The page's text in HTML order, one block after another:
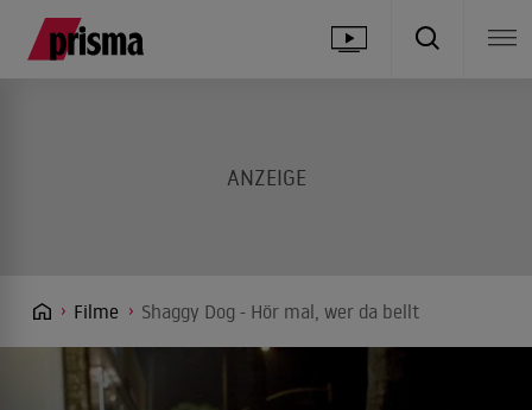
Filme Shaggy Dog - Hör mal, wer da bellt